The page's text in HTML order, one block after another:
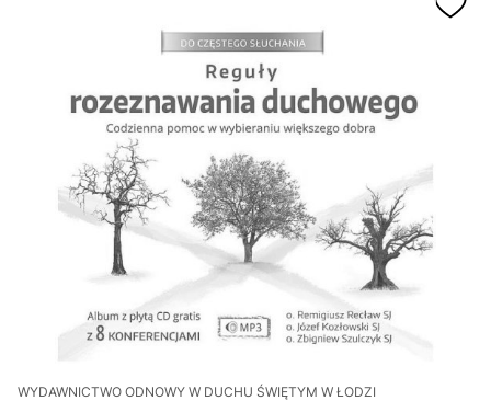
WYDAWNICTWO ODNOWY W DUCHU ŚWIĘTYM W ŁODZI